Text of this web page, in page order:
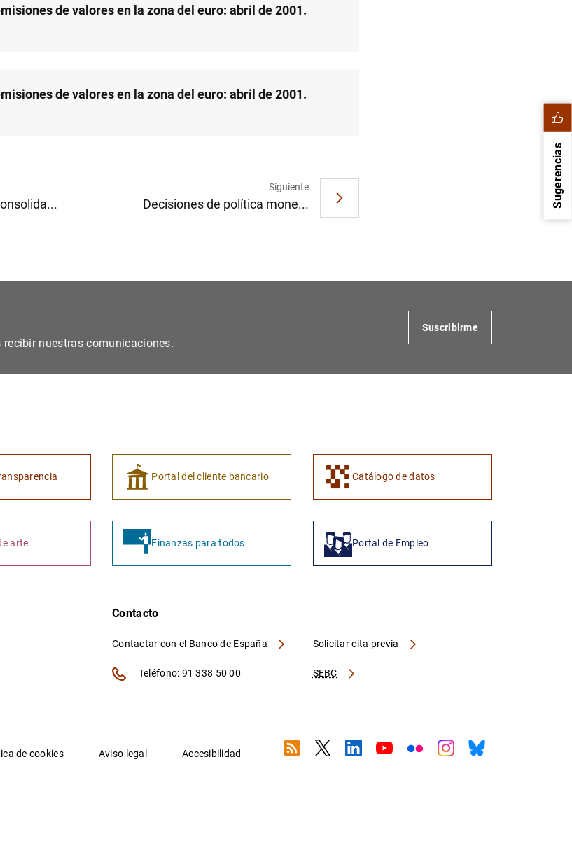
de valores en la zona del euro: abril de 2001.
de valores en la zona del euro: abril de 2001.
Siguiente
Decisiones de política mone... Sugerencias
1
nuestras comunicaciones.
Suscribirme
Portal del cliente bancario Catálogo de datos
arte Finanzas para todos Portal de Empleo
Contacto
Contactar con el Banco de España
SEBC
Solicitar cita previa
Teléfono: 91 338 50 00
de cookies Aviso legal Accesibilidad RSS TwitterLinkedin
YoutubeFlickrInstagram
Bluesky